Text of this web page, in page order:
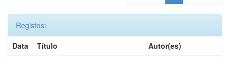
Registos:
Data
Título
Autor(es)